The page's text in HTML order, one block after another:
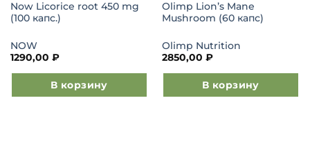
Now Licorice root 450 mg
(100 капс.)
NOW
1290,00 ₽
В корзину
Olimp Lion’s Mane
Mushroom (60 капс)
Olimp Nutrition
2850,00 ₽
В корзину